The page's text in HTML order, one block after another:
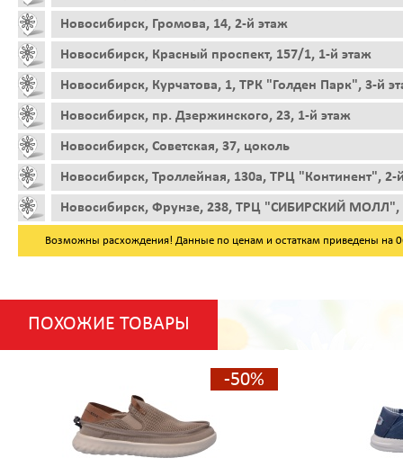
Новосибирск, Громова, 14, 2-й этаж
Новосибирск, Красный проспект, 157/1, 1-й этаж
Новосибирск, Курчатова, 1, ТРК "Голден Парк", 3-й
Новосибирск, пр. Дзержинского, 23, 1-й этаж
Новосибирск, Советская, 37, цоколь
Новосибирск, Троллейная, 130а, ТРЦ "Континент", 2-
Новосибирск, Фрунзе, 238, ТРЦ "СИБИРСКИЙ МОЛЛ",
Возможны расхождения! Данные по ценам и остаткам приведены на
ПОХОЖИЕ ТОВАРЫ
-50%